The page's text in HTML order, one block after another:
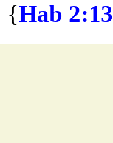
{Hab 2:13